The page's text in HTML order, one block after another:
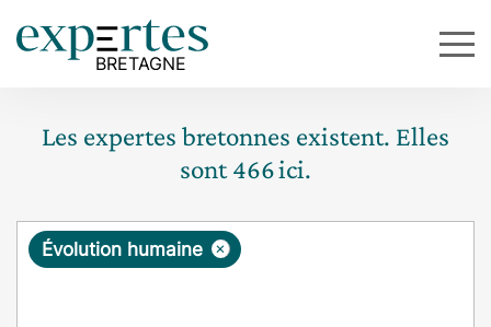
Les expertes bretonnes existent. Elles
sont466ici.
R
×
Évolution humaine